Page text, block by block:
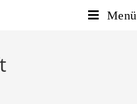
Menü